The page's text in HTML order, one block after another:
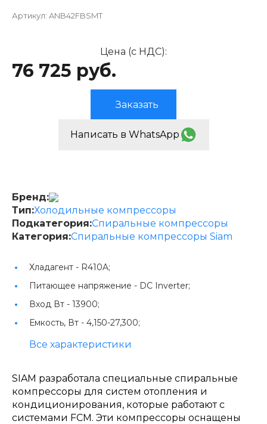
Артикул: ANB42FBSMT
Цена (с НДС):
76 725 руб.
Заказать
Написать в WhatsApp
Бренд:
Тип:Холодильные компрессоры
Подкатегория:Спиральные компрессоры
Категория:Спиральные компрессоры Siam
Хладагент - R410A;
Питающее напряжение - DC Inverter;
Вход Вт - 13900;
Емкость, Вт - 4,150-27,300;
Все характеристики
SIAM разработала специальные спиральные
компрессоры для систем отопления и
кондиционирования, которые работают с
системами FCM. Эти компрессоры оснащены